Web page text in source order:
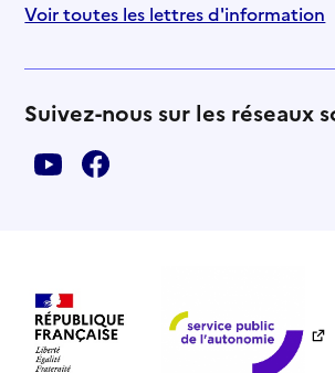
Voir toutes les lettres d'information
Suivez-nous sur les réseaux